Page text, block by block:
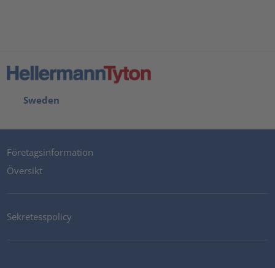
Sweden
Företagsinformation
Översikt
Sekretesspolicy